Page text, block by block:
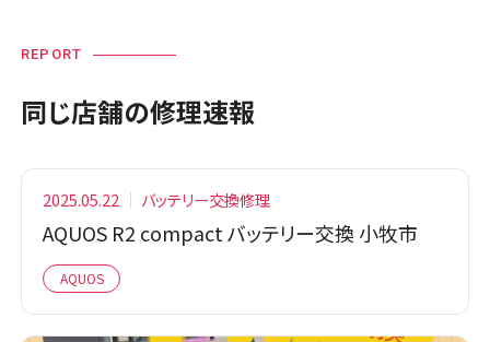
REPORT
同じ店舗の修理速報
2025.05.22 バッテリー交換修理
AQUOS R2 compact バッテリー交換 小牧市
AQUOS